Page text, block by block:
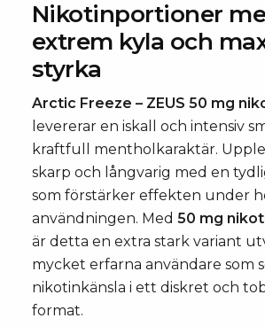
Nikotinportioner
extrem kyla och
styrka
Arctic Freeze – ZEUS 50 mg
levererar en iskall och intensiv
kraftfull mentholkaraktär.
skarp och långvarig med en
som förstärker effekten under
användningen. Med 50 mg
är detta en extra stark variant
mycket erfarna användare som
nikotinkänsla i ett diskret och
format.